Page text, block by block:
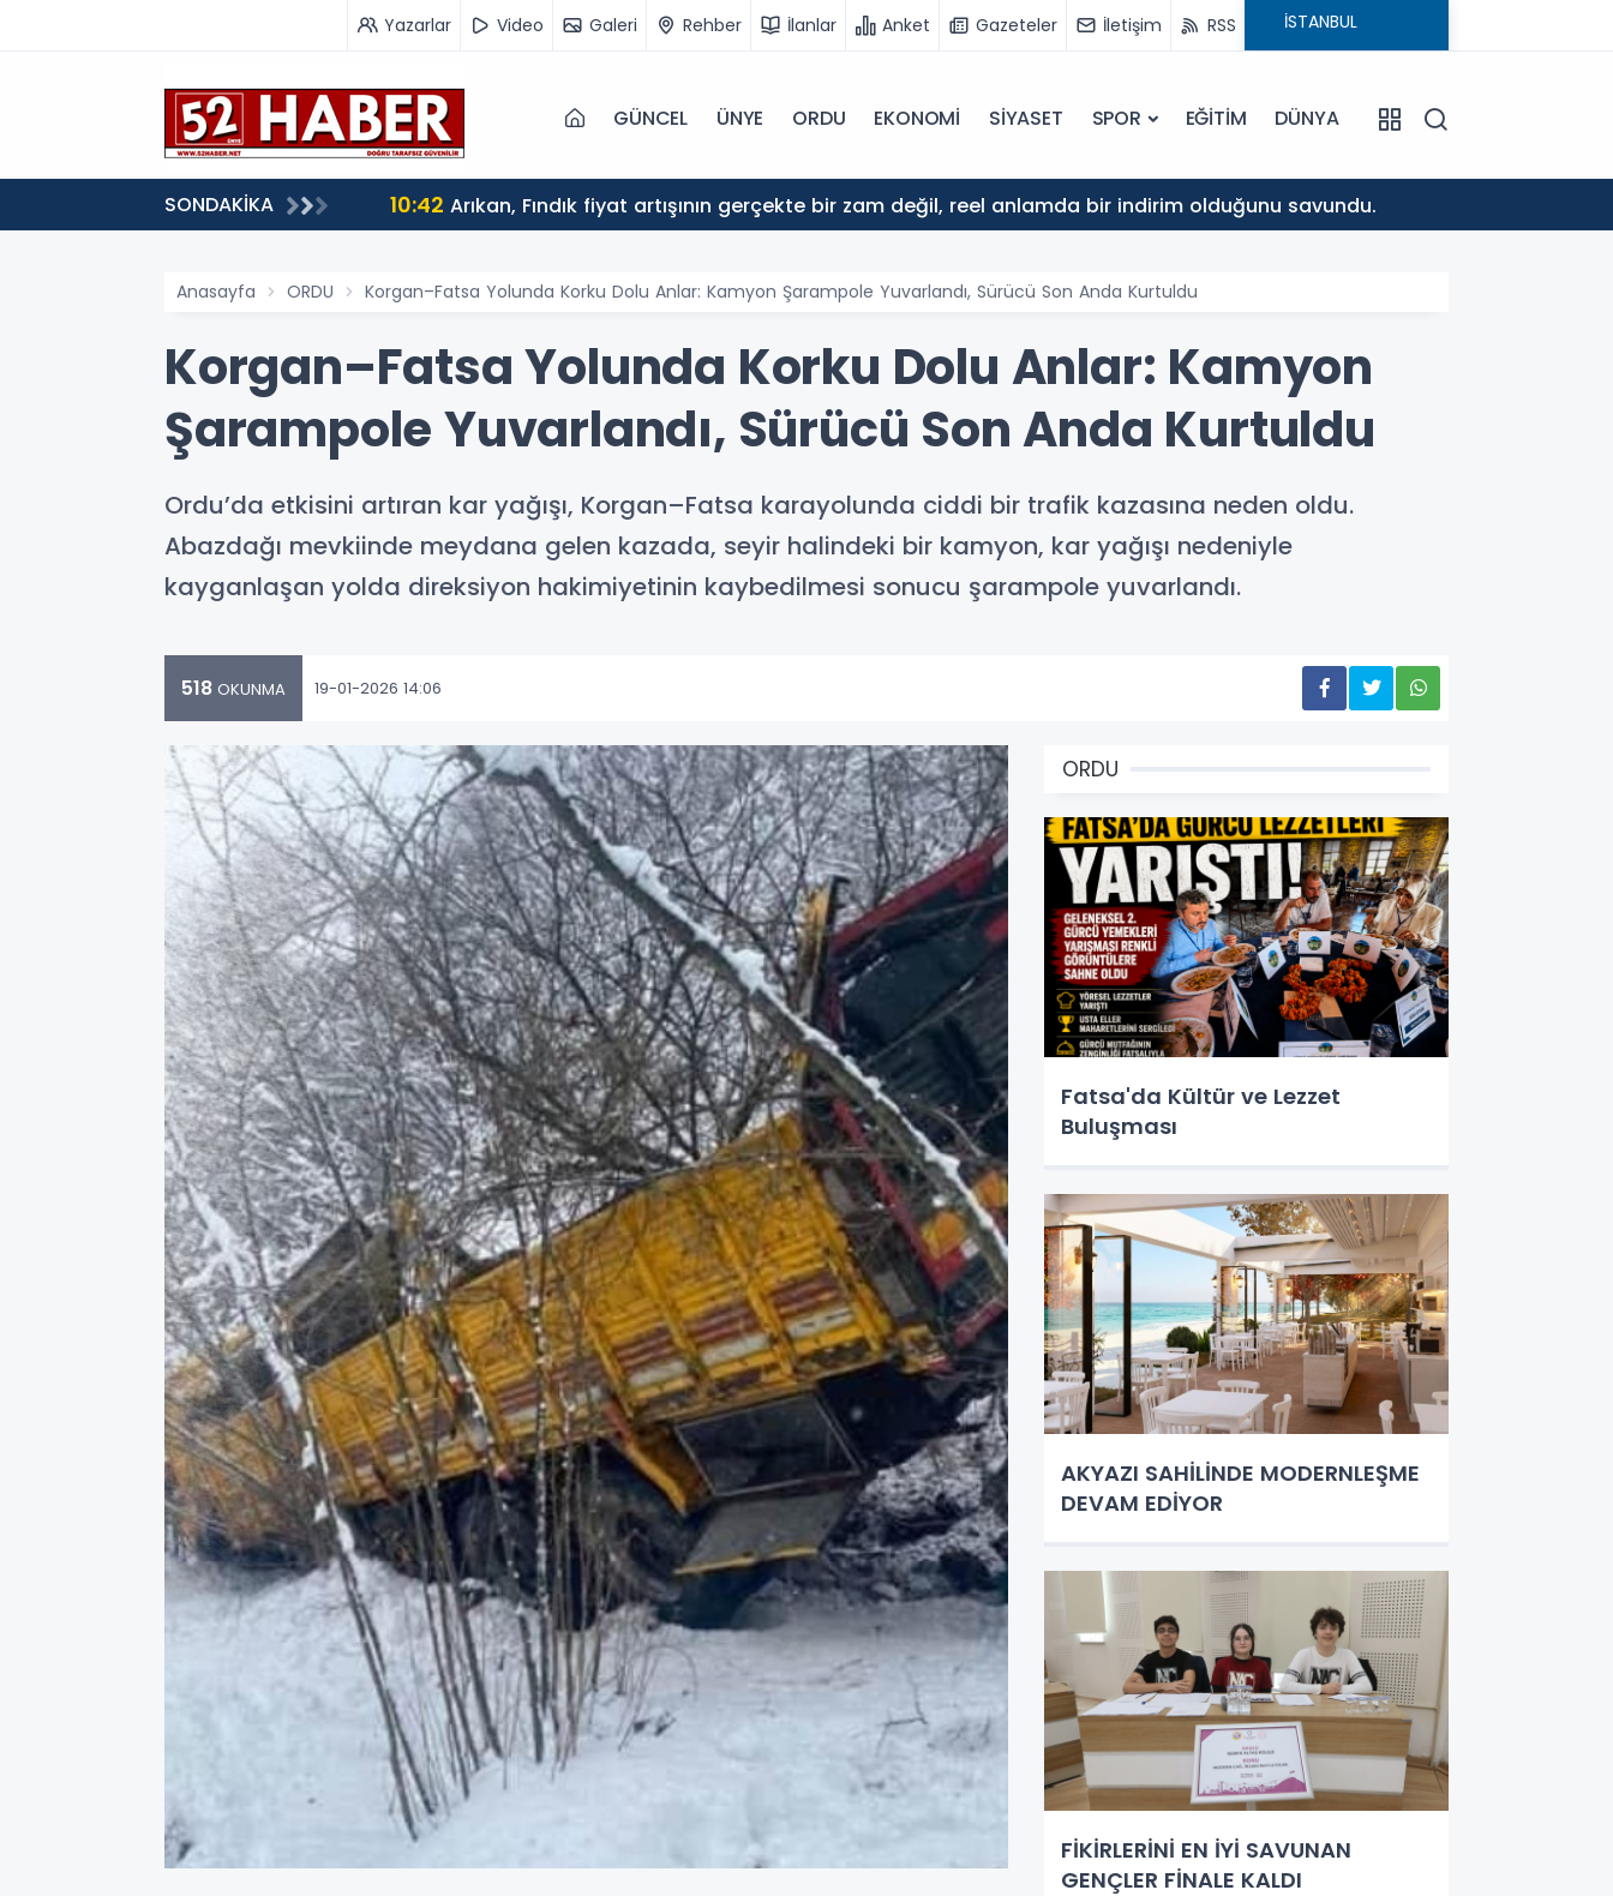
Yazarlar Video Galeri Rehber İlanlar Anket Gazeteler İletişim RSS
GÜNCEL ÜNYE ORDU EKONOMİ SİYASET SPOR EĞİTİM DÜNYA
SONDAKİKA 10:42 Arıkan, Fındık fiyat artışının gerçekte bir zam değil, reel anlamda bir indirim olduğunu savundu.
Anasayfa ORDU Korgan–Fatsa Yolunda Korku Dolu Anlar: Kamyon Şarampole Yuvarlandı, Sürücü Son Anda Kurtuldu
Korgan–Fatsa Yolunda Korku Dolu Anlar: Kamyon
Şarampole Yuvarlandı, Sürücü Son Anda Kurtuldu
Ordu’da etkisini artıran kar yağışı, Korgan–Fatsa karayolunda ciddi bir trafik kazasına neden oldu.
Abazdağı mevkiinde meydana gelen kazada, seyir halindeki bir kamyon, kar yağışı nedeniyle
kayganlaşan yolda direksiyon hakimiyetinin kaybedilmesi sonucu şarampole yuvarlandı.
518 OKUNMA 19-01-2026 14:06
ORDU
Fatsa'da Kültür ve Lezzet
Buluşması
AKYAZI SAHİLİNDE MODERNLEŞME
DEVAM EDİYOR
FİKİRLERİNİ EN İYİ SAVUNAN
GENÇLER FİNALE KALDI